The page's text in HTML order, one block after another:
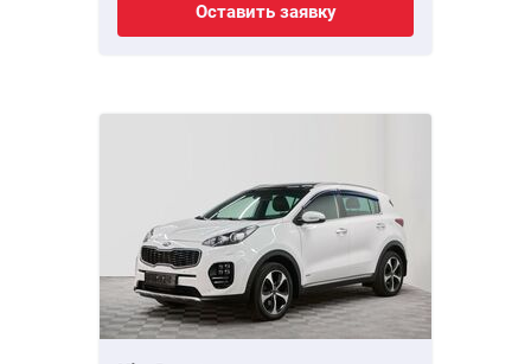
Оставить заявку